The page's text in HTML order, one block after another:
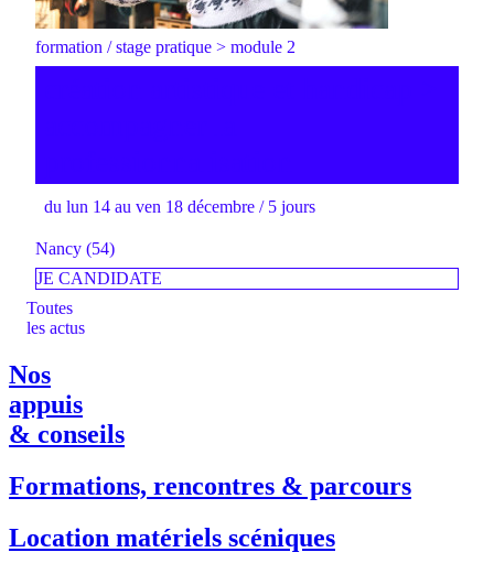
formation / stage pratique > module 2
du lun 14 au ven 18 décembre / 5 jours
Nancy (54)
JE CANDIDATE
Toutes
les actus
Nos
appuis
& conseils
Formations, rencontres & parcours
Location matériels scéniques